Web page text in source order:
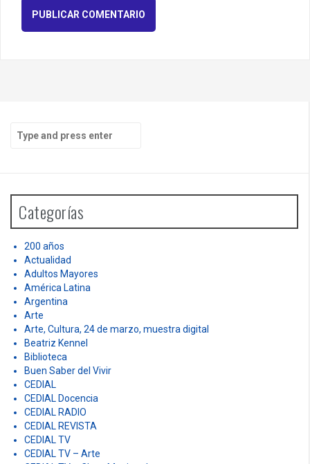
h
o
Categorías
200 años
Actualidad
Adultos Mayores
América Latina
Argentina
Arte
Arte, Cultura, 24 de marzo, muestra digital
Beatriz Kennel
Biblioteca
Buen Saber del Vivir
CEDIAL
CEDIAL Docencia
CEDIAL RADIO
CEDIAL REVISTA
CEDIAL TV
CEDIAL TV – Arte